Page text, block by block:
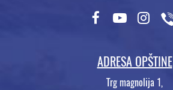
ADRESA OPŠTINE
Trg magnolija 1,